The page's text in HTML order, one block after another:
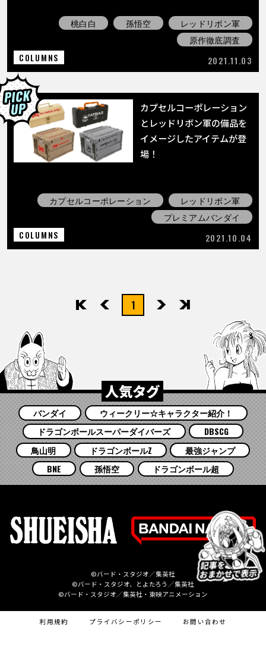
桃白白 孫悟空
レッドリボン軍
原作徹底調査
COLUMNS
2021.11.03
カプセルコーポレーション
とレッドリボン軍の備品を
イメージしたアイテムが登
場！
カプセルコーポレーション
レッドリボン軍
プレミアムバンダイ
COLUMNS
2021.10.04
先頭 前へ1 次へ最後
人気タグ
バンダイ
ウィークリー☆キャラクター紹介！
ドラゴンボールスーパーダイバーズ
DBSCG
鳥山明
ドラゴンボールZ
最強ジャンプ
BNE
孫悟空 ドラゴンボール超
©バード・スタジオ／集英社
©バード・スタジオ、とよたろう／集英社
©バード・スタジオ／集英社・東映アニメーション
利用規約 プライバシーポリシー お問い合わせ